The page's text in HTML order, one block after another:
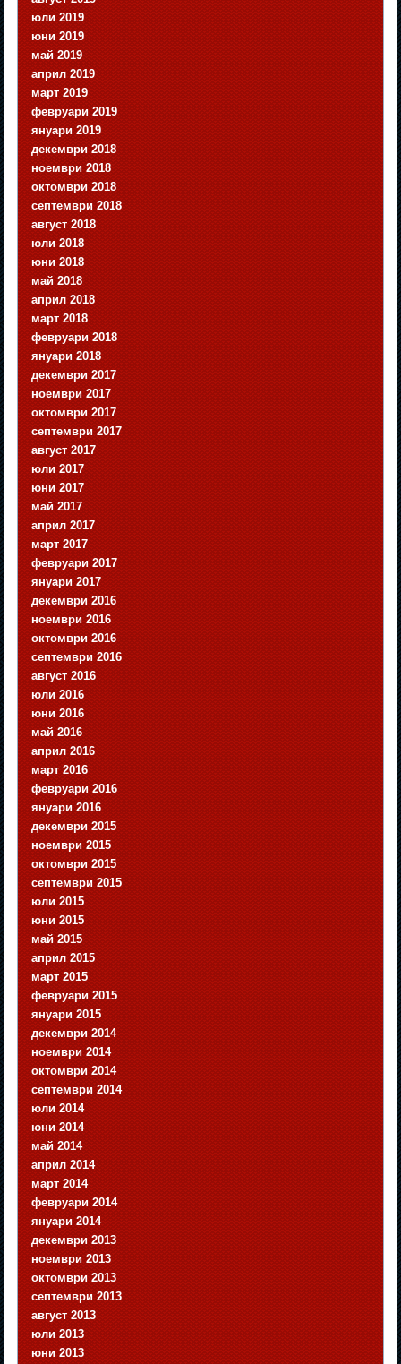
юли 2019
юни 2019
май 2019
април 2019
март 2019
февруари 2019
януари 2019
декември 2018
ноември 2018
октомври 2018
септември 2018
август 2018
юли 2018
юни 2018
май 2018
април 2018
март 2018
февруари 2018
януари 2018
декември 2017
ноември 2017
октомври 2017
септември 2017
август 2017
юли 2017
юни 2017
май 2017
април 2017
март 2017
февруари 2017
януари 2017
декември 2016
ноември 2016
октомври 2016
септември 2016
август 2016
юли 2016
юни 2016
май 2016
април 2016
март 2016
февруари 2016
януари 2016
декември 2015
ноември 2015
октомври 2015
септември 2015
юли 2015
юни 2015
май 2015
април 2015
март 2015
февруари 2015
януари 2015
декември 2014
ноември 2014
октомври 2014
септември 2014
юли 2014
юни 2014
май 2014
април 2014
март 2014
февруари 2014
януари 2014
декември 2013
ноември 2013
октомври 2013
септември 2013
август 2013
юли 2013
юни 2013